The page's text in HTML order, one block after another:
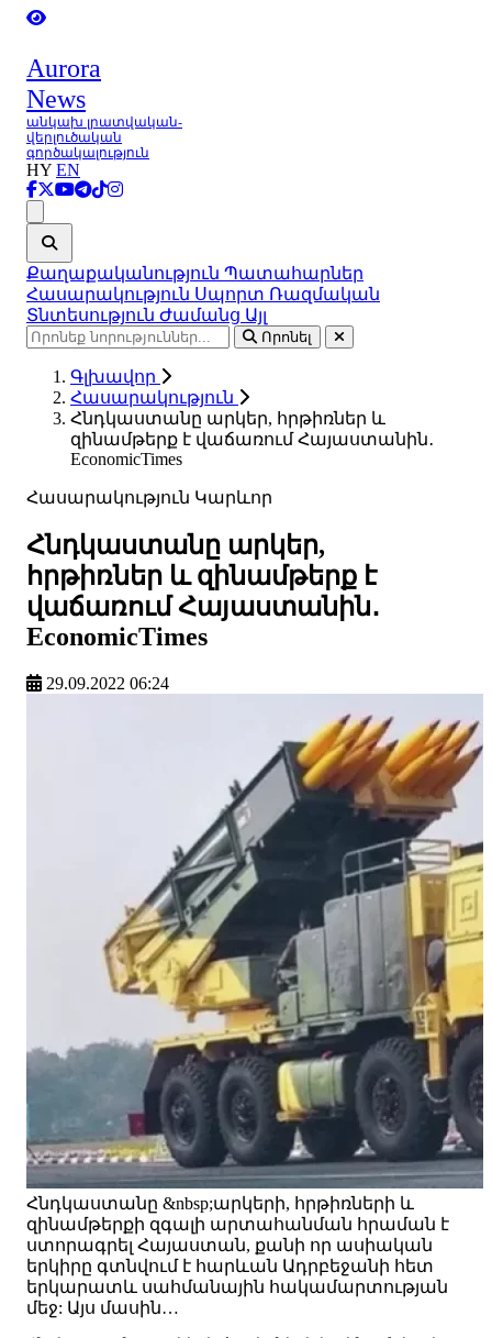
Aurora
News
անկախ լրատվական-
վերլուծական
գործակալություն
HY EN
Քաղաքականություն Պատահարներ
Հասարակություն Սպորտ Ռազմական
Տնտեսություն Ժամանց Այլ
Որոնել
Գլխավոր
Հասարակություն
Հնդկաստանը արկեր, հրթիռներ և
զինամթերք է վաճառում Հայաստանին․
EconomicTimes
Հասարակություն Կարևոր
Հնդկաստանը արկեր,
հրթիռներ և զինամթերք է
վաճառում Հայաստանին․
EconomicTimes
29.09.2022 06:24
Հնդկաստանը &nbsp;արկերի, հրթիռների և
զինամթերքի զգալի արտահանման հրաման է
ստորագրել Հայաստան, քանի որ ասիական
երկիրը գտնվում է հարևան Ադրբեջանի հետ
երկարատև սահմանային հակամարտության
մեջ: Այս մասին…